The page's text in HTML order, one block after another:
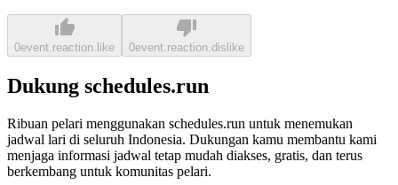
0event.reaction.like 0event.reaction.dislike
Dukung schedules.run
Ribuan pelari menggunakan schedules.run untuk menemukan
jadwal lari di seluruh Indonesia. Dukungan kamu membantu kami
menjaga informasi jadwal tetap mudah diakses, gratis, dan terus
berkembang untuk komunitas pelari.